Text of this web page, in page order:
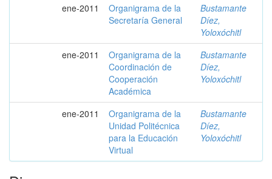
ene-2011
Organigrama de la
Secretaría General
Bustamante
Díez,
Yoloxóchitl
ene-2011
Organigrama de la
Coordinación de
Cooperación
Académica
Bustamante
Díez,
Yoloxóchitl
ene-2011
Organigrama de la
Unidad Politécnica
para la Educación
Virtual
Bustamante
Díez,
Yoloxóchitl